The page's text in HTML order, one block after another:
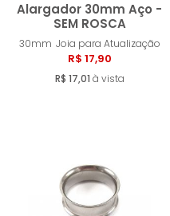
Alargador 30mm Aço -
SEM ROSCA
30mm Joia para Atualização
R$ 17,90
R$ 17,01 à vista
Comprar